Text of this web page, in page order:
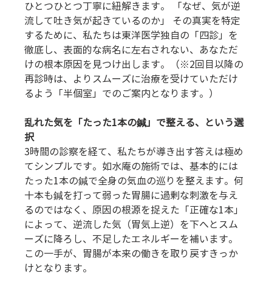
ひとつひとつ丁寧に紐解きます。 「なぜ、気が逆
流して吐き気が起きているのか」 その真実を特定
するために、私たちは東洋医学独自の「四診」を
徹底し、表面的な病名に左右されない、あなただ
けの根本原因を見つけ出します。（※2回目以降の
再診時は、よりスムーズに治療を受けていただけ
るよう「半個室」でのご案内となります。）
乱れた気を「たった1本の鍼」で整える、という選
択
3時間の診察を経て、私たちが導き出す答えは極め
てシンプルです。如水庵の施術では、基本的には
たった1本の鍼で全身の気血の巡りを整えます。何
十本も鍼を打って弱った胃腸に過剰な刺激を与え
るのではなく、原因の根源を捉えた「正確な1本」
によって、逆流した気（胃気上逆）を下へとスム
ーズに降ろし、不足したエネルギーを補います。
この一手が、胃腸が本来の働きを取り戻すきっか
けとなります。